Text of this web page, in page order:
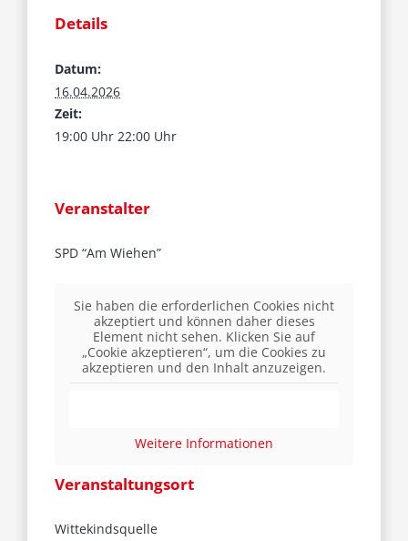
Details
Datum:
16.04.2026
Zeit:
19:00 Uhr 22:00 Uhr
Veranstalter
SPD “Am Wiehen”
Veranstaltungsort
Wittekindsquelle
Sie haben die erforderlichen Cookies nicht
akzeptiert und können daher dieses
Element nicht sehen. Klicken Sie auf
„Cookie akzeptieren“, um die Cookies zu
akzeptieren und den Inhalt anzuzeigen.
Weitere Informationen